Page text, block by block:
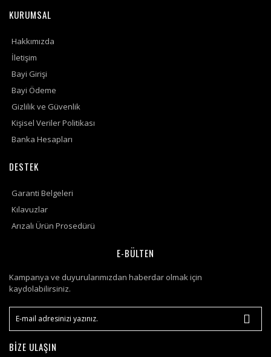
KURUMSAL
Hakkımızda
İletişim
Bayi Girişi
Bayi Ödeme
Gizlilik ve Güvenlik
Kişisel Veriler Politikası
Banka Hesapları
DESTEK
Garanti Belgeleri
Kılavuzlar
Arızalı Ürün Prosedürü
E-BÜLTEN
Kampanya ve duyurularımızdan haberdar olmak için
kaydolabilirsiniz.
BİZE ULAŞIN